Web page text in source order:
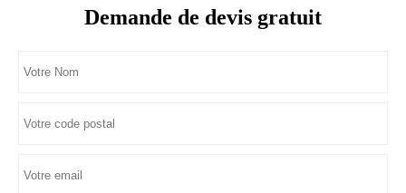
Demande de devis gratuit